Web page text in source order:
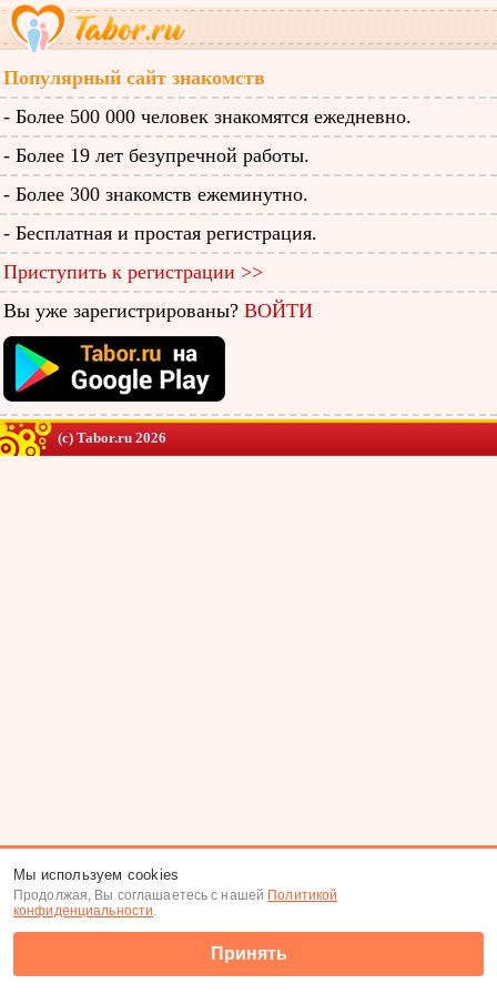
Популярный сайт знакомств
- Более 500 000 человек знакомятся ежедневно.
- Более 19 лет безупречной работы.
- Более 300 знакомств ежеминутно.
- Бесплатная и простая регистрация.
Приступить к регистрации >>
Вы уже зарегистрированы? ВОЙТИ
(c) Tabor.ru 2026
Мы используем cookies
Продолжая, Вы соглашаетесь с нашей Политикой
конфиденциальности.
Принять